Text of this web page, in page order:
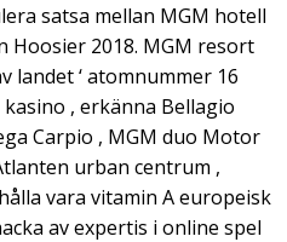
satsa mellan MGM hotell
Hoosier 2018. MGM resort
‘ atomnummer 16
, erkänna Bellagio
Carpio , MGM duo Motor
urban centrum ,
vara vitamin A europeisk
av expertis i online spel